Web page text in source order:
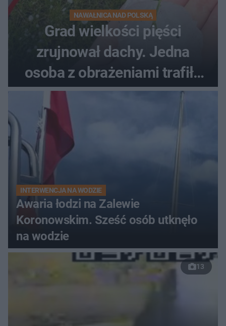
NAWAŁNICA NAD POLSKĄ
Grad wielkości pięści
zrujnował dachy. Jedna
osoba z obrażeniami trafiła
do szpitala
INTERWENCJA NA WODZIE
Awaria łodzi na Zalewie
Koronowskim. Sześć osób utknęło
na wodzie
13